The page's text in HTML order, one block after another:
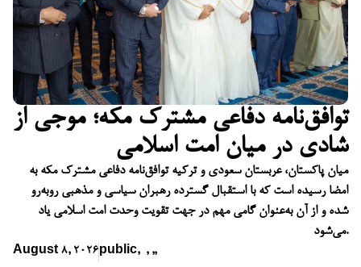
توافق‌نامه دفاعی مشترک مکه؛ موجی از
شادی در میان امت اسلامی
میان پاکستان، عربستان سعودی و ترکیه توافق‌نامه دفاعی مشترک مکه به
امضا رسیده است که با استقبال گسترده رهبران سیاسی و مذهبی روبه‌رو
شده و از آن به‌عنوان گامی مهم در جهت تقویت وحدت امت اسلامی یاد
می‌شود.
August 8, 2026 public, ,,,